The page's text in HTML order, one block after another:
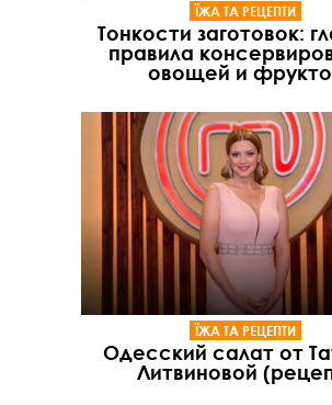
ЇЖА ТА РЕЦЕПТИ
Тонкости заготовок:
правила
овощей и
ЇЖА ТА РЕЦЕПТИ
Одесский салат от
Литвиновой